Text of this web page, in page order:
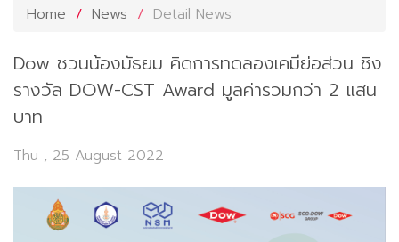
Home News Detail News
Dow ชวนน้องมัธยม คิดการทดลองเคมีย่อส่วน ชิง
รางวัล DOW-CST Award มูลค่ารวมกว่า 2 แสน
บาท
Thu , 25 August 2022